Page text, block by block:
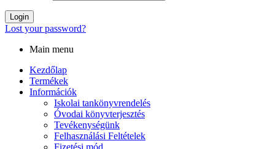
Login
Lost your password?
Main menu
Kezdőlap
Termékek
Információk
Iskolai tankönyvrendelés
Óvodai könyvterjesztés
Tevékenységünk
Felhasználási Feltételek